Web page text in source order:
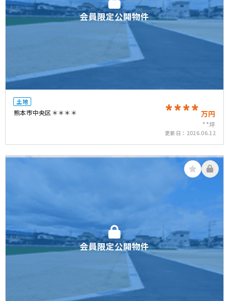
会員限定公開物件
土地
熊本市中央区＊＊＊＊ **** 万円
**坪
更新日： 2026.06.12
会員限定公開物件